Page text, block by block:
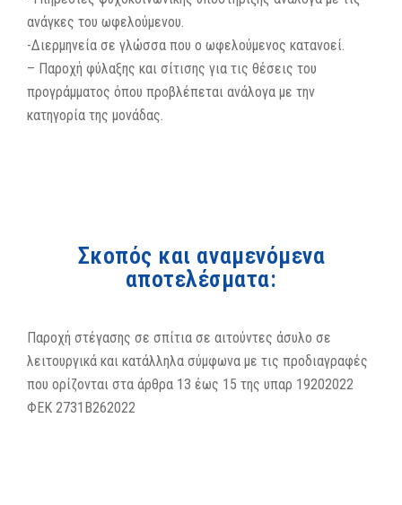
ανάγκες του ωφελούμενου.
-Διερμηνεία σε γλώσσα που ο ωφελούμενος κατανοεί.
– Παροχή φύλαξης και σίτισης για τις θέσεις του
προγράμματος όπου προβλέπεται ανάλογα με την
κατηγορία της μονάδας.
Σκοπός και αναμενόμενα
αποτελέσματα:
Παροχή στέγασης σε σπίτια σε αιτούντες άσυλο σε
λειτουργικά και κατάλληλα σύμφωνα με τις προδιαγραφές
που ορίζονται στα άρθρα 13 έως 15 της υπαρ 19202022
ΦΕΚ 2731Β262022